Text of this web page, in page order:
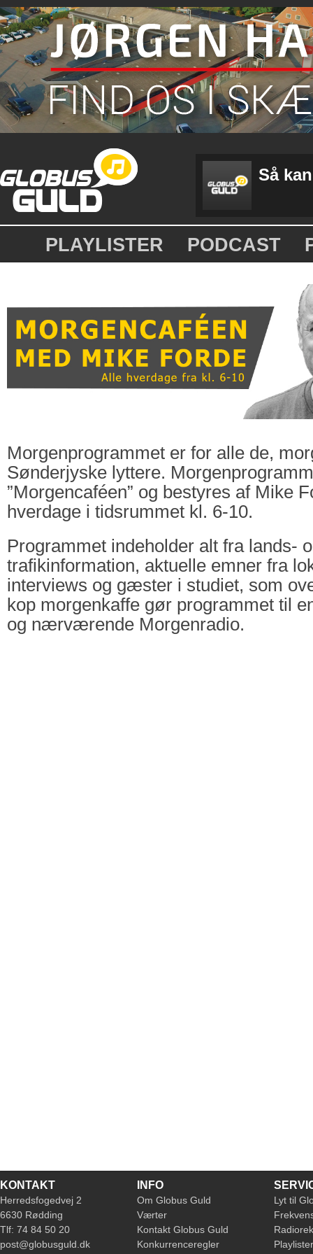
Så
PLAYLISTER PODCAST
Morgenprogrammet er for alle de,
Sønderjyske lyttere.
”Morgencaféen” og bestyres af Mike
hverdage i tidsrummet kl. 6-10.
Programmet indeholder alt fra lands-
trafikinformation, aktuelle emner fra
interviews og gæster i studiet, som
kop morgenkaffe gør programmet til
og nærværende Morgenradio.
KONTAKT
Herredsfogedvej 2
6630 Rødding
Tlf: 74 84 50 20
post@globusguld.dk
INFO
Om Globus Guld
Værter
Kontakt Globus Guld
Konkurrenceregler
Lyt til
Playlister